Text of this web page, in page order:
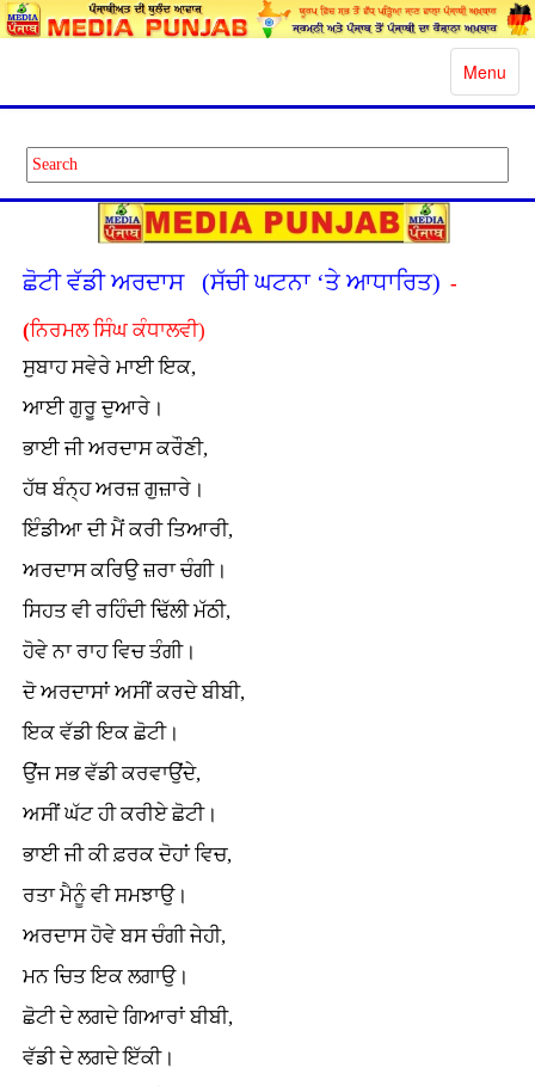
Toggle
Menu
ਛੋਟੀ ਵੱਡੀ ਅਰਦਾਸ (ਸੱਚੀ ਘਟਨਾ ‘ਤੇ ਆਧਾਰਿਤ) -
(ਨਿਰਮਲ ਸਿੰਘ ਕੰਧਾਲਵੀ)
ਸੁਬਾਹ ਸਵੇਰੇ ਮਾਈ ਇਕ,
ਆਈ ਗੁਰੂ ਦੁਆਰੇ।
ਭਾਈ ਜੀ ਅਰਦਾਸ ਕਰੌਣੀ,
ਹੱਥ ਬੰਨ੍ਹ ਅਰਜ਼ ਗੁਜ਼ਾਰੇ।
ਇੰਡੀਆ ਦੀ ਮੈਂ ਕਰੀ ਤਿਆਰੀ,
ਅਰਦਾਸ ਕਰਿਉ ਜ਼ਰਾ ਚੰਗੀ।
ਸਿਹਤ ਵੀ ਰਹਿੰਦੀ ਢਿੱਲੀ ਮੱਠੀ,
ਹੋਵੇ ਨਾ ਰਾਹ ਵਿਚ ਤੰਗੀ।
ਦੋ ਅਰਦਾਸਾਂ ਅਸੀਂ ਕਰਦੇ ਬੀਬੀ,
ਇਕ ਵੱਡੀ ਇਕ ਛੋਟੀ।
ਉਂਜ ਸਭ ਵੱਡੀ ਕਰਵਾਉਂਦੇ,
ਅਸੀਂ ਘੱਟ ਹੀ ਕਰੀਏ ਛੋਟੀ।
ਭਾਈ ਜੀ ਕੀ ਫ਼ਰਕ ਦੋਹਾਂ ਵਿਚ,
ਰਤਾ ਮੈਨੂੰ ਵੀ ਸਮਝਾਉ।
ਅਰਦਾਸ ਹੋਵੇ ਬਸ ਚੰਗੀ ਜੇਹੀ,
ਮਨ ਚਿਤ ਇਕ ਲਗਾਉ।
ਛੋਟੀ ਦੇ ਲਗਦੇ ਗਿਆਰਾਂ ਬੀਬੀ,
ਵੱਡੀ ਦੇ ਲਗਦੇ ਇੱਕੀ।